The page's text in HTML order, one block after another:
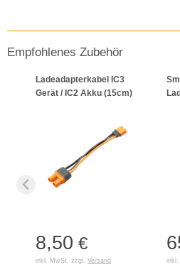
Empfohlenes Zubehör
Ladeadapterkabel IC3
Gerät / IC2 Akku (15cm)
8,50 €
inkl. MwSt. zzgl. Versand inkl.